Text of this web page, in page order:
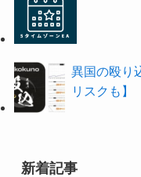
異国の殴り
リスクも】
新着記事